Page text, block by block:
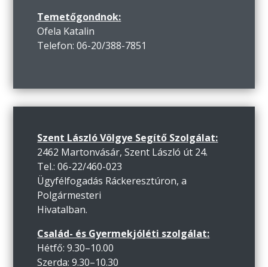
Temetőgondnok:
Ofela Katalin
Telefon: 06-20/388-7851
Szent László Völgye Segítő Szolgálat:
2462 Martonvásár, Szent László út 24.
Tel.: 06-22/460-023
Ügyfélfogadás Ráckeresztúron, a
Polgármesteri
Hivatalban.
Család- és Gyermekjóléti szolgálat:
Hétfő: 9.30–10.00
Szerda: 9.30–10.30